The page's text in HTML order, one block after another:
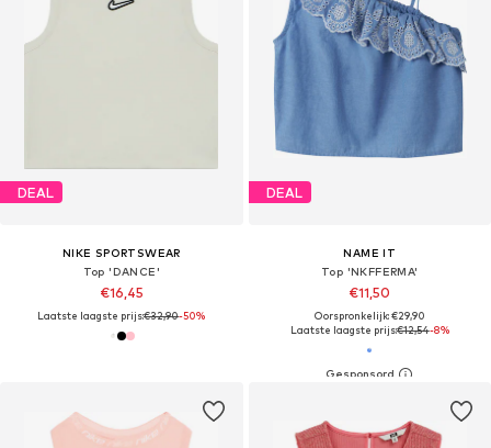
DEAL
NIKE SPORTSWEAR
Top 'DANCE'
€16,45
Laatste laagste prijs:€32,90-50%
DEAL
NAME IT
Top 'NKFFERMA'
€11,50
Oorspronkelijk: €29,90
Laatste laagste prijs:€12,54-8%